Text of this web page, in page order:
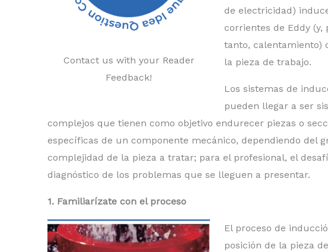
Contact us with your Reader
Feedback!
de electricidad)
corrientes de Eddy (y,
tanto, calentamiento)
la pieza de trabajo.
Los sistemas de
pueden llegar a ser
complejos que tienen como objetivo endurecer piezas o
específicas de un componente mecánico, dependiendo del
complejidad de la pieza a tratar; para el profesional, el
diagnóstico de los problemas que se lleguen a presentar.
1. Familiarízate con el proceso
El proceso de
posición de la pieza